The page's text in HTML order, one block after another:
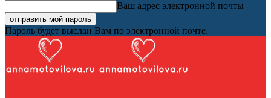
Ваш адрес электронной почты
Пароль будет выслан Вам по электронной почте.